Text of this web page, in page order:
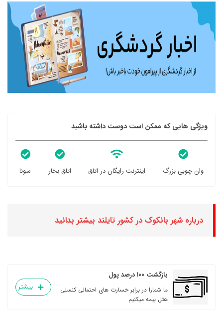
ویژگی هایی که ممکن است دوست داشته باشید
وان چوبی بزرگ اینترنت رایگان در اتاق اتاق بخار سونا
درباره شهر بانکوک در کشور تایلند بیشتر بدانید
بازگشت ۱۰۰ درصد پول
ما شمارا در برابر خسارت های احتمالی کنسلی
هتل بیمه میکنیم
بیشتر